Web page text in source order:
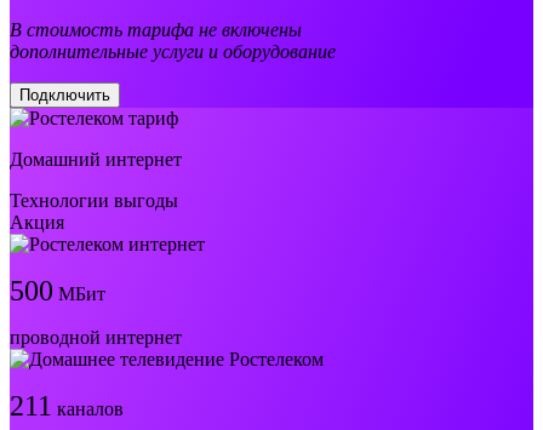
В стоимость тарифа не включены
дополнительные услуги и оборудование
Подключить
Домашний интернет
Технологии выгоды
Акция
500 МБит
проводной интернет
211 каналов